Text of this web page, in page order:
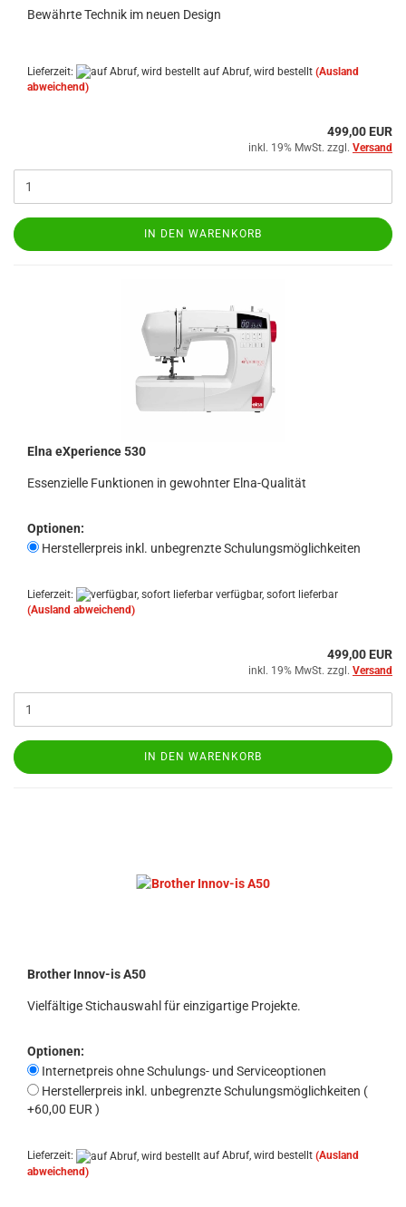
Bewährte Technik im neuen Design
Lieferzeit: auf Abruf, wird bestellt (Ausland
abweichend)
499,00 EUR
inkl. 19% MwSt. zzgl. Versand
IN DEN WARENKORB
Elna eXperience 530
Essenzielle Funktionen in gewohnter Elna-Qualität
Optionen:
Herstellerpreis inkl. unbegrenzte Schulungsmöglichkeiten
Lieferzeit:
verfügbar, sofort lieferbar
(Ausland abweichend)
499,00 EUR
inkl. 19% MwSt. zzgl. Versand
IN DEN WARENKORB
Brother Innov-is A50
Vielfältige Stichauswahl für einzigartige Projekte.
Optionen:
Internetpreis ohne Schulungs- und Serviceoptionen
Herstellerpreis inkl. unbegrenzte Schulungsmöglichkeiten (
+60,00 EUR )
Lieferzeit: auf Abruf, wird bestellt (Ausland
abweichend)